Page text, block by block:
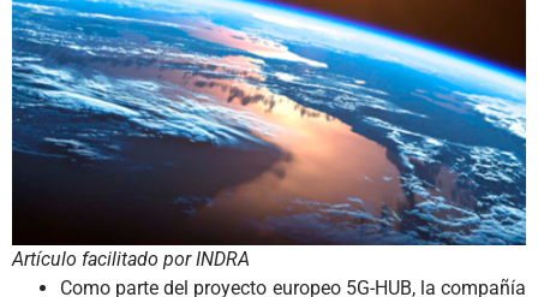
Artículo facilitado por INDRA
Como parte del proyecto europeo 5G-HUB, la compañía